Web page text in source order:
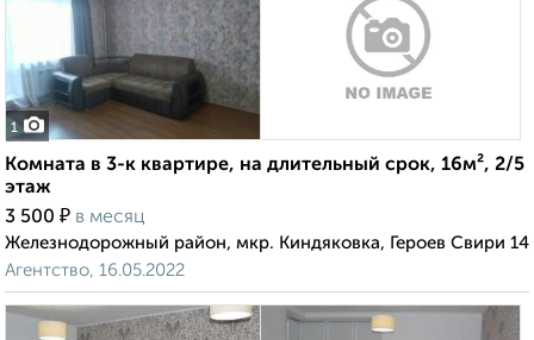
1
Комната в 3-к квартире, на длительный срок, 16м², 2/5
этаж
3 500 ₽ в месяц
Железнодорожный район, мкр. Киндяковка, Героев Свири 14
Агентство, 16.05.2022